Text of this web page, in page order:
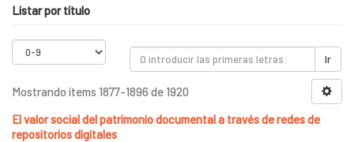
Listar por título
Ir
Mostrando ítems 1877-1896 de 1920
El valor social del patrimonio documental a través de redes de
repositorios digitales